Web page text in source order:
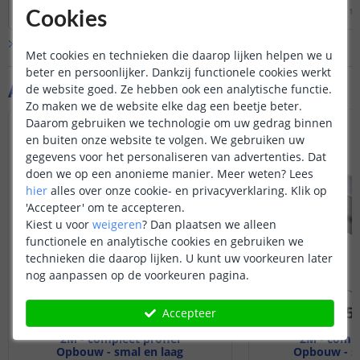
Aanvullende producten
2M - compleet profiel
Opbouw - smal en laag
2M -
Opbouw -
Door Danielle op maandag
Cookies
Met cookies en technieken die daarop lijken helpen we u
beter en persoonlijker. Dankzij functionele cookies werkt
de website goed. Ze hebben ook een analytische functie.
Zo maken we de website elke dag een beetje beter.
Daarom gebruiken we technologie om uw gedrag binnen
en buiten onze website te volgen. We gebruiken uw
gegevens voor het personaliseren van advertenties. Dat
doen we op een anonieme manier. Meer weten? Lees
hier alles over onze cookie- en privacyverklaring. Klik op
'Accepteer' om te accepteren.
Kiest u voor weigeren? Dan plaatsen we alleen
functionele en analytische cookies en gebruiken we
technieken die daarop lijken. U kunt uw voorkeuren later
nog aanpassen op de voorkeuren pagina.
Accepteer